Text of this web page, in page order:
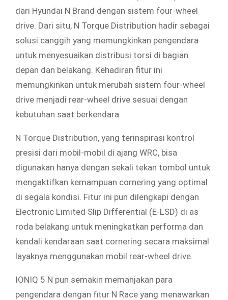
dari Hyundai N Brand dengan sistem four-wheel
drive. Dari situ, N Torque Distribution hadir sebagai
solusi canggih yang memungkinkan pengendara
untuk menyesuaikan distribusi torsi di bagian
depan dan belakang. Kehadiran fitur ini
memungkinkan untuk merubah sistem four-wheel
drive menjadi rear-wheel drive sesuai dengan
kebutuhan saat berkendara.
N Torque Distribution, yang terinspirasi kontrol
presisi dari mobil-mobil di ajang WRC, bisa
digunakan hanya dengan sekali tekan tombol untuk
mengaktifkan kemampuan cornering yang optimal
di segala kondisi. Fitur ini pun dilengkapi dengan
Electronic Limited Slip Differential (E-LSD) di as
roda belakang untuk meningkatkan performa dan
kendali kendaraan saat cornering secara maksimal
layaknya menggunakan mobil rear-wheel drive.
IONIQ 5 N pun semakin memanjakan para
pengendara dengan fitur N Race yang menawarkan